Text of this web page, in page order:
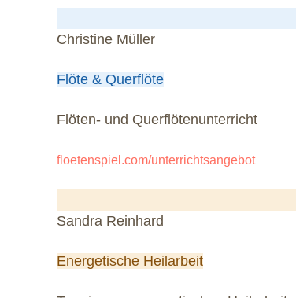
Christine Müller
Flöte & Querflöte
Flöten- und Querflötenunterricht
floetenspiel.com/unterrichtsangebot
Sandra Reinhard
Energetische Heilarbeit